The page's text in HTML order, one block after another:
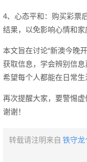
4、心态平和：购买彩票
结果，以免影响心情和家
本文旨在讨论“新澳今晚
获取信息，学会辨别信
希望每个人都能在日常生
再次提醒大家，要警惕
谢谢！
转载请注明来自 铁守龙